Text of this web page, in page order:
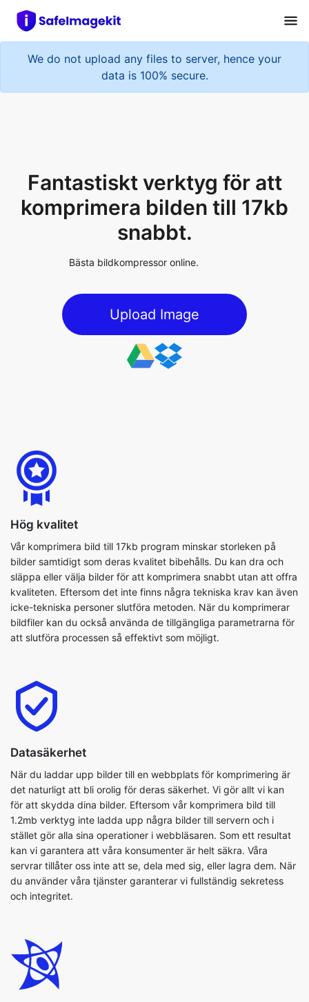
We do not upload any files to server, hence your
data is 100% secure.
snabbt.
Bästa bildkompressor online.
Upload Image
Hög kvalitet
Vår komprimera bild till 17kb program minskar storleken på
bilder samtidigt som deras kvalitet bibehålls. Du kan dra och
släppa eller välja bilder för att komprimera snabbt utan att offra
kvaliteten. Eftersom det inte finns några tekniska krav kan även
icke-tekniska personer slutföra metoden. När du komprimerar
bildfiler kan du också använda de tillgängliga parametrarna för
att slutföra processen så effektivt som möjligt.
Datasäkerhet
När du laddar upp bilder till en webbplats för komprimering är
det naturligt att bli orolig för deras säkerhet. Vi gör allt vi kan
för att skydda dina bilder. Eftersom vår komprimera bild till
stället gör alla sina operationer i webbläsaren. Som ett resultat
kan vi garantera att våra konsumenter är helt säkra. Våra
servrar tillåter oss inte att se, dela med sig, eller lagra dem. När
du använder våra tjänster garanterar vi fullständig sekretess
och integritet.
Flexibilitet
Vårt komprimeringsbild till 17kb verktyg fungerar med ett brett
utbud av populära webbläsare och enheter. Detta är